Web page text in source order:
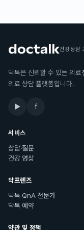
건강상담
닥톡은 신뢰할 수 있는 의
의료 상담 플랫폼입니다.
▶ f
서비스
상담·질문
건강 영상
닥프렌즈
닥톡 QnA 전문가
닥톡 예약
약관 및 정책